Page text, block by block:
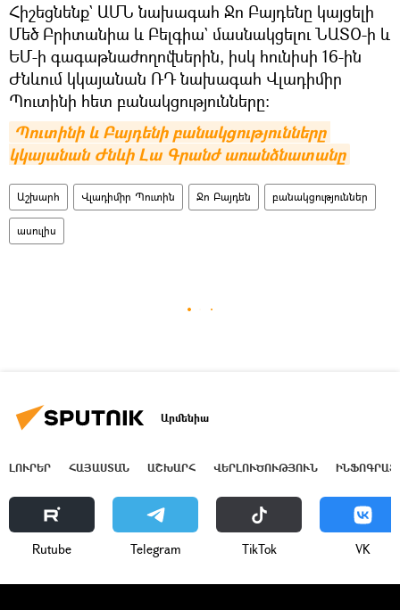
Հիշեցնենք` ԱՄՆ նախագահ Ջո Բայդենը կայցելի
Մեծ Բրիտանիա և Բելգիա` մասնակցելու ՆԱՏՕ-ի և
ԵՄ-ի գագաթնաժողովներին, իսկ հունիսի 16-ին
Ժնևում կկայանան ՌԴ նախագահ Վլադիմիր
Պուտինի հետ բանակցությունները։
Պուտինի և Բայդենի բանակցությունները
կկայանան Ժնևի Լա Գրանժ առանձնատանը
Աշխարհ Վլադիմիր Պուտին Ջո Բայդեն բանակցություններ
ասուլիս
Արմենիա
ԼՈՒՐԵՐ ՀԱՅԱՍՏԱՆ ԱՇԽԱՐՀ ՎԵՐԼՈՒԾՈՒԹՅՈՒՆ
Rutube Telegram ТikТоk VK